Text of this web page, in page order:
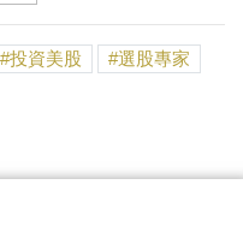
投資美股
選股專家